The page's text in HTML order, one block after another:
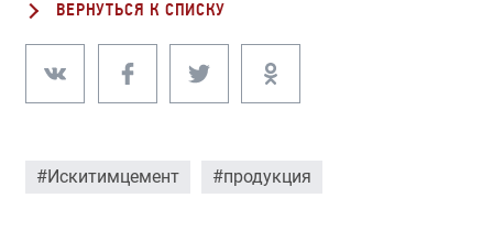
ВЕРНУТЬСЯ К СПИСКУ
#Искитимцемент #продукция